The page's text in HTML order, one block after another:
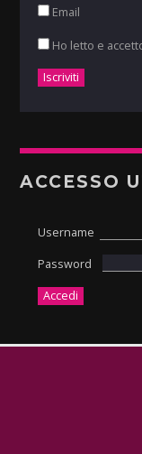
Email
Ho letto e
ACCESSO
Username
Password